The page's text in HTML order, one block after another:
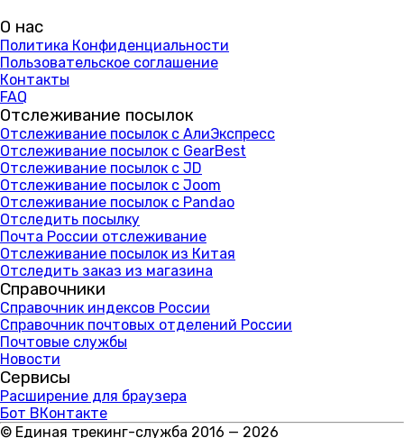
О нас
Политика Конфиденциальности
Пользовательское соглашение
Контакты
FAQ
Отслеживание посылок
Отслеживание посылок с АлиЭкспресс
Отслеживание посылок с GearBest
Отслеживание посылок с JD
Отслеживание посылок с Joom
Отслеживание посылок с Pandao
Отследить посылку
Почта России отслеживание
Отслеживание посылок из Китая
Отследить заказ из магазина
Справочники
Справочник индексов России
Справочник почтовых отделений России
Почтовые службы
Новости
Сервисы
Расширение для браузера
Бот ВКонтакте
© Единая трекинг-служба 2016 — 2026